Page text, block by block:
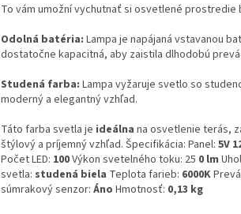
To vám umožní vychutnať si osvetlené
Odolná batéria: Lampa je napájaná vstavanou
dostatočne kapacitná, aby zaistila dlhodobú
Studená farba: Lampa vyžaruje svetlo so
moderný a elegantný vzhľad.
Táto farba svetla je ideálna na osvetlenie terás,
štýlový a príjemný vzhľad. Špecifikácia: Panel: 5V
Počet LED: 100Výkon svetelného toku: 25 0 lm
svetla: studená biela Teplota farieb: 6000K
súmrakový senzor: Áno Hmotnosť: 0,13 kg